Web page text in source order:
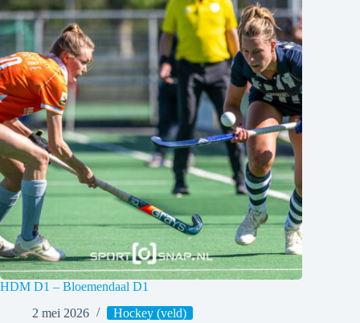
HDM D1 – Bloemendaal D1
2 mei 2026
Hockey (veld)